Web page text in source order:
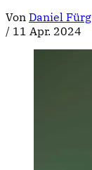
Von Daniel Fürg
/ 11 Apr. 2024